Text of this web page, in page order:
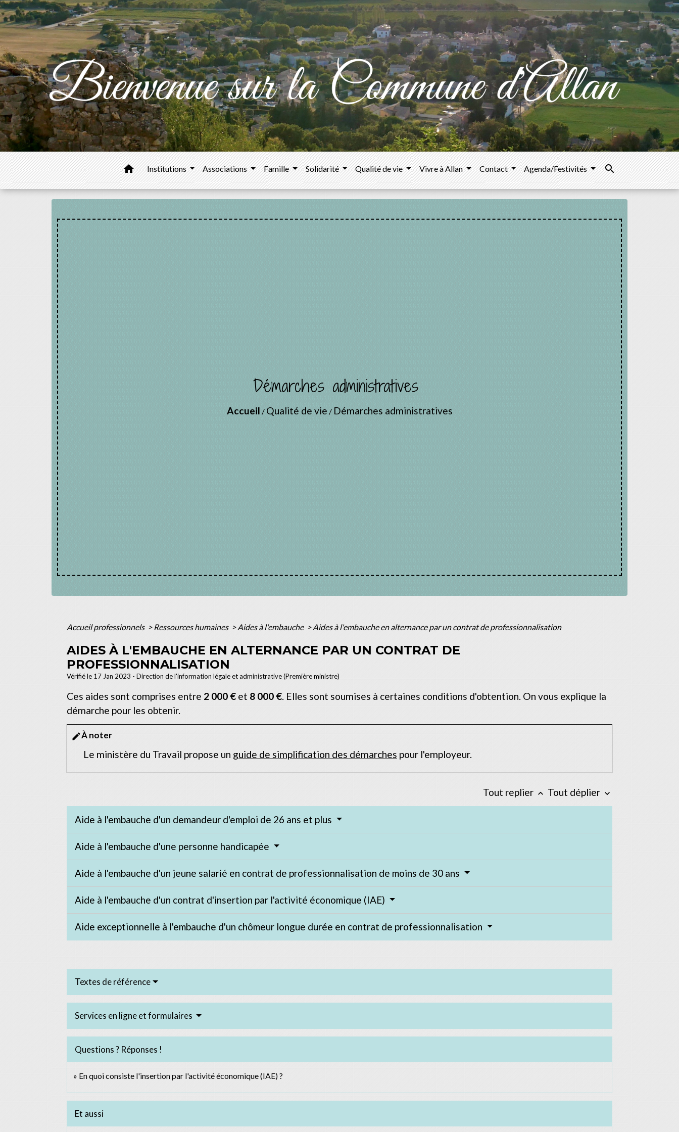
home Institutions Associations Famille Solidarité Qualité de vie Vivre à Allan Contact Agenda/Festivités search
Démarches administratives
Accueil / Qualité de vie / Démarches administratives
Accueil professionnels > Ressources humaines > Aides à l'embauche > Aides à l'embauche en alternance par un contrat de professionnalisation
AIDES À L'EMBAUCHE EN ALTERNANCE PAR UN CONTRAT DE
PROFESSIONNALISATION
Vérifié le 17 Jan 2023 - Direction de l'information légale et administrative (Première ministre)
Ces aides sont comprises entre 2 000 € et 8 000 €. Elles sont soumises à certaines conditions d'obtention. On vous explique la
démarche pour les obtenir.
editÀ noter
Le ministère du Travail propose un guide de simplification des démarches pour l'employeur.
Tout replier keyboard_arrow_up Tout déplier keyboard_arrow_down
Aide à l'embauche d'un demandeur d'emploi de 26 ans et plus
Aide à l'embauche d'une personne handicapée
Aide à l'embauche d'un jeune salarié en contrat de professionnalisation de moins de 30 ans
Aide à l'embauche d'un contrat d'insertion par l'activité économique (IAE)
Aide exceptionnelle à l'embauche d'un chômeur longue durée en contrat de professionnalisation
Textes de référence
Services en ligne et formulaires
Questions ? Réponses !
En quoi consiste l'insertion par l'activité économique (IAE) ?
Et aussi